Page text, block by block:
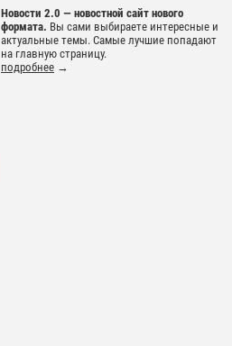
Новости 2.0 — новостной сайт нового
формата. Вы сами выбираете интересные и
актуальные темы. Самые лучшие попадают
на главную страницу.
подробнее →